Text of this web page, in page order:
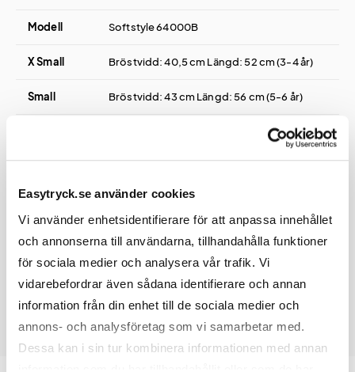
Easytryck.se använder cookies
Vi använder enhetsidentifierare för att anpassa innehållet
och annonserna till användarna, tillhandahålla funktioner
för sociala medier och analysera vår trafik. Vi
vidarebefordrar även sådana identifierare och annan
information från din enhet till de sociala medier och
annons- och analysföretag som vi samarbetar med.
Dessa kan i sin tur kombinera informationen med annan
Modell Softstyle 64000B
X Small Bröstvidd: 40,5 cm Längd: 52 cm (3-4 år)
Small Bröstvidd: 43 cm Längd: 56 cm (5-6 år)
Bröstvidd: 45,5 cm Längd: 59,5 cm (7-8 år)
Extra
Large
Bröstvidd: 51 cm Längd: 67,5 cm (12-13 år)